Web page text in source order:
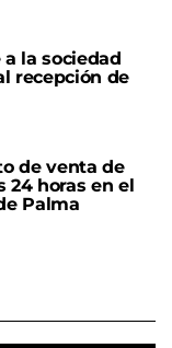
la sociedad
recepción de
de venta de
24 horas en el
Palma